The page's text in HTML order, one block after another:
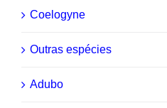
Coelogyne
Outras espécies
Adubo